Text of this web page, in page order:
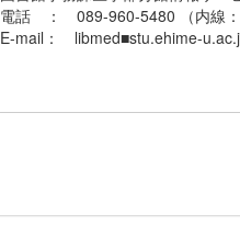
電話 ： 089-960-5480 （内線：
E-mail： libmed■stu.ehime-